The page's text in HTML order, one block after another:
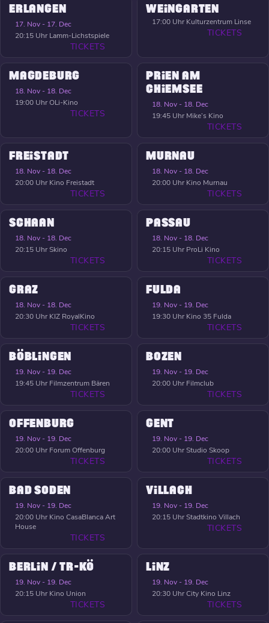
ERLANGEN
17. Nov - 17. Dec
20:15 Uhr Lamm-Lichstspiele
TICKETS
WEINGARTEN
17:00 Uhr Kulturzentrum Linse
TICKETS
MAGDEBURG
18. Nov - 18. Dec
19:00 UhrOLi-Kino
TICKETS
PRIEN AM
CHIEMSEE
18. Nov - 18. Dec
19:45 Uhr Mike’s Kino
TICKETS
FREISTADT
18. Nov - 18. Dec
20:00 Uhr Kino Freistadt
TICKETS
MURNAU
18. Nov - 18. Dec
20:00 Uhr Kino Murnau
TICKETS
SCHAAN
18. Nov - 18. Dec
20:15 UhrSkino
TICKETS
PASSAU
18. Nov - 18. Dec
20:15 Uhr ProLi Kino
TICKETS
GRAZ
18. Nov - 18. Dec
20:30 Uhr KIZ RoyalKino
TICKETS
FULDA
19. Nov - 19. Dec
19:30 Uhr Kino 35 Fulda
TICKETS
BÖBLINGEN
19. Nov - 19. Dec
19:45 Uhr Filmzentrum Bären
TICKETS
BOZEN
19. Nov - 19. Dec
20:00 Uhr Filmclub
TICKETS
OFFENBURG
19. Nov - 19. Dec
20:00 Uhr Forum Offenburg
TICKETS
GENT
19. Nov - 19. Dec
20:00 UhrStudio Skoop
TICKETS
BAD SODEN
19. Nov - 19. Dec
20:00 Uhr Kino CasaBlanca Art
House
TICKETS
VILLACH
19. Nov - 19. Dec
20:15 UhrStadtkino Villach
TICKETS
BERLIN / TR-KÖ
19. Nov - 19. Dec
20:15 Uhr Kino Union
TICKETS
LINZ
19. Nov - 19. Dec
20:30 UhrCity Kino Linz
TICKETS